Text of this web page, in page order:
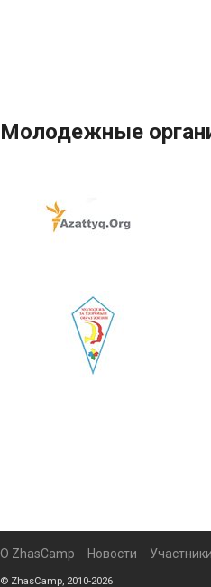
Молодежные
О ZhasCamp Новости Участники
© ZhasCamp, 2010-2026